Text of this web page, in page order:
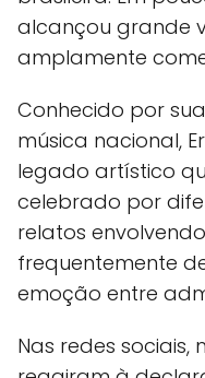
alcançou grande
amplamente
Conhecido por
música nacional,
legado artístico
celebrado por
relatos
frequentemente
emoção entre
Nas redes sociais,